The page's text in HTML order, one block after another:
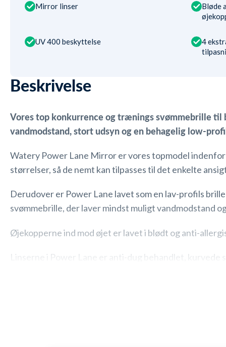
Beskrivelse
Vores top konkurrence og trænings svømmebrille til
vandmodstand, stort udsyn og en behagelig low-
Watery Power Lane Mirrorer vores topmodel
størrelser, så de nemt kan tilpasses til det enkelte
Derudover er Power Lane lavet som en lav-profils
svømmebrille, der laver mindst muligt vandmodstand
Øjekopperne ind mod øjet er lavet i blødt og anti-
Linserne i Power Lane er anti-dug behandlet, kurvede
forstyrret eller skal fjerne dug på indersiden af
Mirror linser
Bløde
UV 400 beskyttelse
4